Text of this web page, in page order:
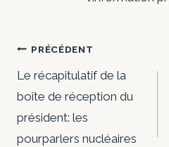
Navigation
de
l’article
PRÉCÉDENT
Le récapitulatif de la
boîte de réception du
président: les
pourparlers nucléaires